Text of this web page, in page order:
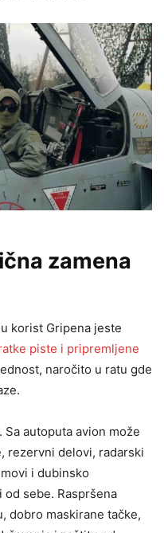
zamena
korist Gripena jeste
piste i pripremljene
naročito u ratu gde
autoputa avion može
rezervni delovi, radarski
i dubinsko
sebe. Raspršena
dobro maskirane tačke,